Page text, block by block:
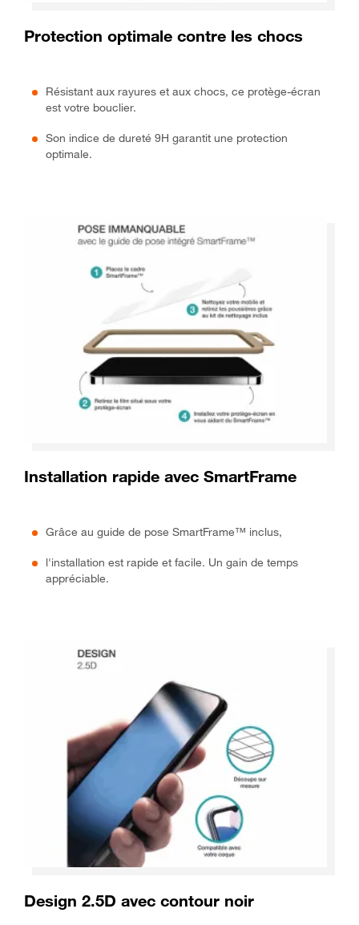
Protection optimale contre les chocs
Résistant aux rayures et aux chocs, ce protège-écran
est votre bouclier.
Son indice de dureté 9H garantit une protection
optimale.
Installation rapide avec SmartFrame
Grâce au guide de pose SmartFrame™ inclus,
l'installation est rapide et facile. Un gain de temps
appréciable.
Design 2.5D avec contour noir